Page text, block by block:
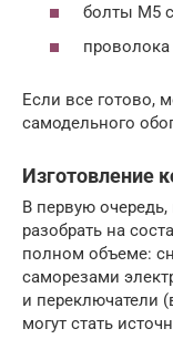
болты М5
Если все готово,
самодельного
Изготовление
В первую
разобрать на
полном объеме:
саморезами
и переключатели
могут стать